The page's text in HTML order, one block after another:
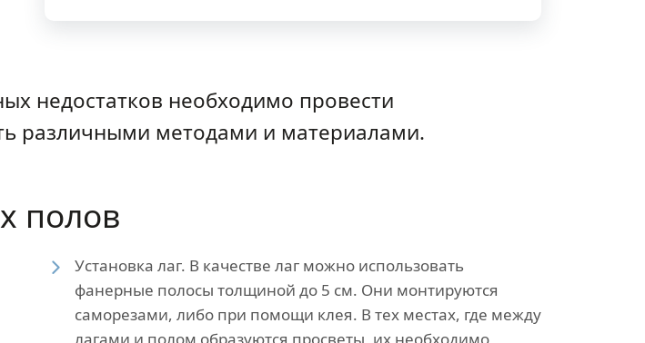
недостатков необходимо провести
различными методами и материалами.
полов
Установка лаг. В качестве лаг можно использовать
фанерные полосы толщиной до 5 см. Они монтируются
саморезами, либо при помощи клея. В тех местах, где между